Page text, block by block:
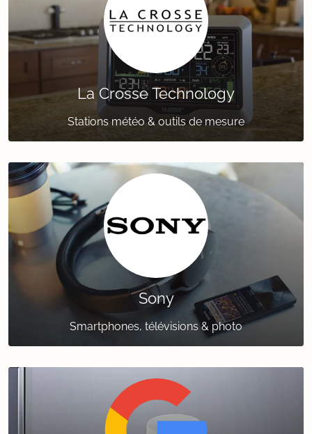
La Crosse Technology
Stations météo & outils de mesure
Sony
Smartphones, télévisions & photo